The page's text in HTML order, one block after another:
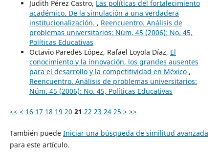
Judith Pérez Castro, Las políticas del fortalecimiento
académico. De la simulación a una verdadera
institucionalización. , Reencuentro. Análisis de
problemas universitarios: Núm. 45 (2006): No. 45,
Políticas Educativas
Octavio Paredes López, Rafael Loyola Díaz, El
conocimiento y la innovación, los grandes ausentes
para el desarrollo y la competitividad en México ,
Reencuentro. Análisis de problemas universitarios:
Núm. 45 (2006): No. 45, Políticas Educativas
<< < 16 17 18 19 20 21 22 23 24 25 > >>
También puede Iniciar una búsqueda de similitud avanzada
para este artículo.